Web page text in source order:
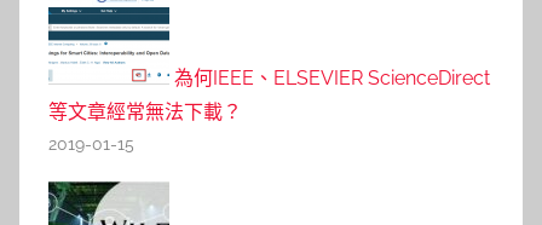
為何IEEE、ELSEVIER ScienceDirect
等文章經常無法下載？
2019-01-15